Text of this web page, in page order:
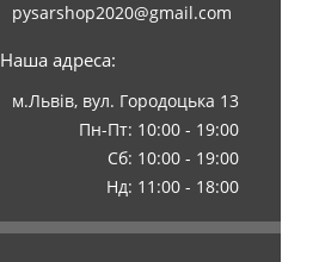
pysarshop2020@gmail.com
Наша адреса:
м.Львів, вул. Городоцька 13
Пн-Пт: 10:00 - 19:00
Сб: 10:00 - 19:00
Нд: 11:00 - 18:00